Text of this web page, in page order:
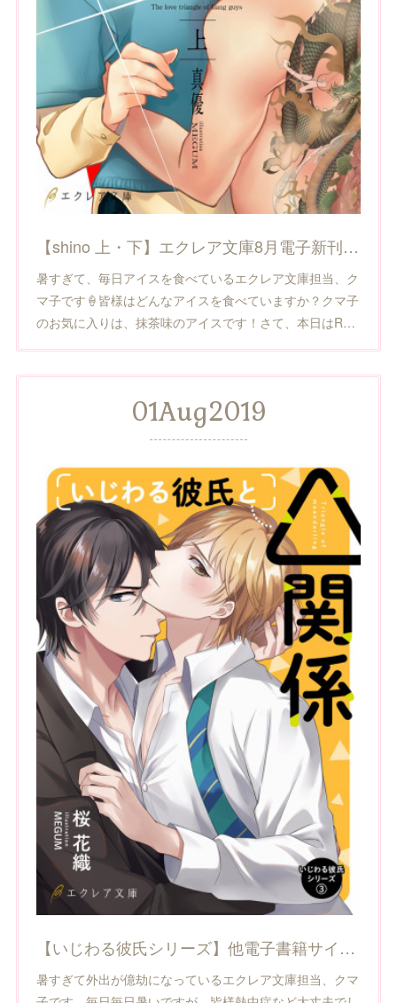
【shino 上・下】エクレア文庫8月電子新刊のお知らせ
暑すぎて、毎日アイスを食べているエクレア文庫担当、ク
マ子です🍦皆様はどんなアイスを食べていますか？クマ子
のお気に入りは、抹茶味のアイスです！さて、本日はR…
01Aug2019
【いじわる彼氏シリーズ】他電子書籍サイトで配信開始！
暑すぎて外出が億劫になっているエクレア文庫担当、クマ